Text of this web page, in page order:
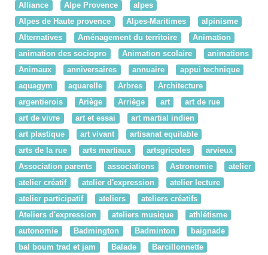
Alliance
Alpe Provence
alpes
Alpes de Haute provence
Alpes-Maritimes
alpinisme
Alternatives
Aménagement du territoire
Animation
animation des sociopro
Animation scolaire
animations
Animaux
anniversaires annuaire
appui technique
aquagym
aquarelle Arbres
Architecture
argentierois
Ariège Arriège art
art de rue
art de vivre
art et essai
art martial indien
art plastique
art vivant
artisanat equitable
arts de la rue
arts martiaux artsgricoles
arvieux
Association parents
associations Astronomie
atelier
atelier créatif
atelier d'expression
atelier lecture
atelier participatif
ateliers
ateliers créatifs
Ateliers d'expression
ateliers musique
athlétisme
autonomie
Badmington Badminton
baignade
bal boum trad et jam
Balade
Barcillonnette